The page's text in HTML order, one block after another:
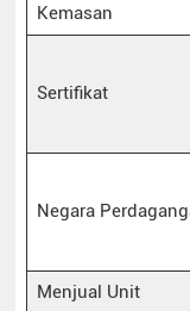
Kemasan
Sertifikat
Negara
Menjual Unit